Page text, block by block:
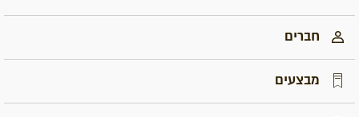
חברים
מבצעים